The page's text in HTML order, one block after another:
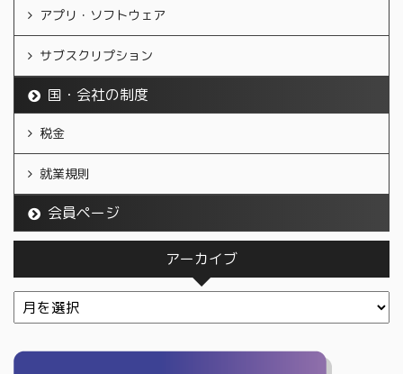
アプリ・ソフトウェア
サブスクリプション
国・会社の制度
税金
就業規則
会員ページ
アーカイブ